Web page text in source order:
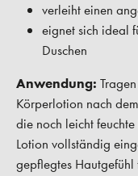
verleiht einen
eignet sich ideal
Duschen
Anwendung:
Körperlotion nach
die noch leicht
Lotion vollständig
gepflegtes